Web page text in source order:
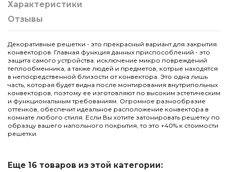
Характеристики
Отзывы
Декоративные решетки - это прекрасный вариант для закрытия
конвекторов. Главная функция данных приспособлений - это
защита самого устройства: исключение микро повреждений
теплообменника, а также людей и предметов, котрые находятся
в непосредственной близости от конвектора. Это одна лишь
часть, которая будет видна после монтирования внутрипольных
конвекторов, поэтому ее изготовляют по высоким эстетическим
и функциональным требованиям. Огромное разнообразие
оттенков, обеспечит идеальное расположение конвектора в
комнате любого стиля. Если Вы хотите затонировать решетку по
образцу вашего напольного покрытия, то это +40% к стоимости
решетки.
Ширина
230
Еще 16 товаров из этой категории: